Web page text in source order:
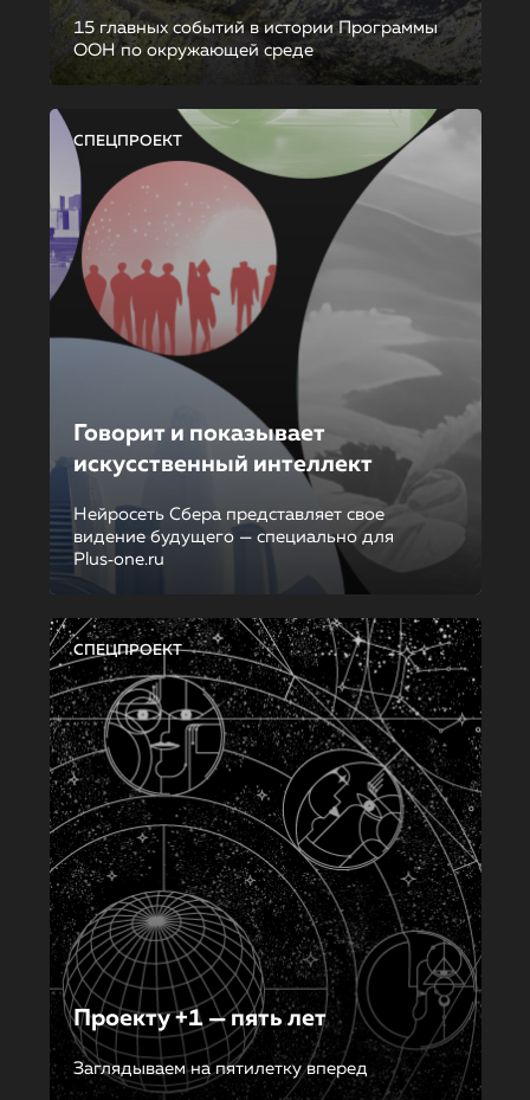
15 главных событий в истории Программы
ООН по окружающей среде
СПЕЦПРОЕКТ
Говорит и показывает
искусственный интеллект
Нейросеть Сбера представляет свое
видение будущего — специально для
Plus‑one.ru
СПЕЦПРОЕКТ
Проекту +1 — пять лет
Заглядываем на пятилетку вперед